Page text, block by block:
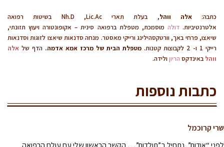
כתבה:אלה ווהל
, בעלת תארי Nh.D ,Lic.Ac בשיטות רפואה
אלטרנטיביות.דולה מוסמכת, מטפלת ברפואה סינית – אקופונטורה ויעוץ תזונתי,
שיאצו, פרחי באך, וורטקסהילינג ורייקי מאסטר. מנחה סדנאות שיאצו לזוגות וסדנאות
רייקי 1 ו- 2 לקבוצות קטנות.
מטפלת הבית של מרכז אמא אדמה. הדף של אלה
ווהל באינדקס הריוןולידה.
כתבות נוספות
שרי קרוכמל